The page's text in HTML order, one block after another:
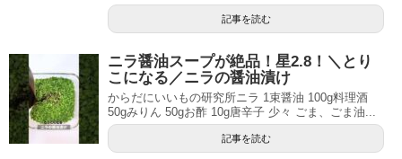
記事を読む
ニラ醤油スープが絶品！星2.8！＼とり
こになる／ニラの醤油漬け
からだにいいもの研究所ニラ 1束醤油 100g料理酒
50gみりん 50gお酢 10g唐辛子 少々 ごま、ごま油...
記事を読む